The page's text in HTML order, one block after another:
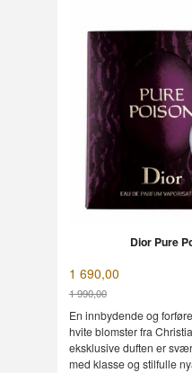
Dior Pure
1 690,00
1 990,00
Rabatt
En innbydende og
hvite blomster fra
eksklusive duften er
med klasse og stilfulle